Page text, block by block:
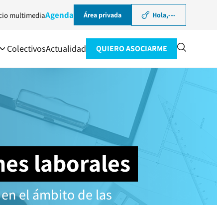
multimediaAgenda Área privada Hola,---
ColectivosActualidad QUIERO ASOCIARME
laborales
el ámbito de las